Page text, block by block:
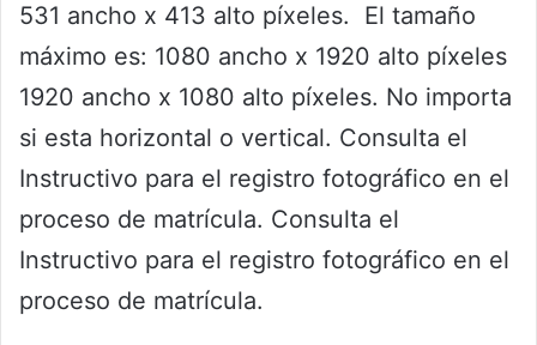
531 ancho x 413 alto píxeles. El tamaño
máximo es: 1080 ancho x 1920 alto píxeles
1920 ancho x 1080 alto píxeles. No importa
si esta horizontal o vertical. Consulta el
Instructivo para el registro fotográfico en el
proceso de matrícula. Consulta el
Instructivo para el registro fotográfico en el
proceso de matrícula.